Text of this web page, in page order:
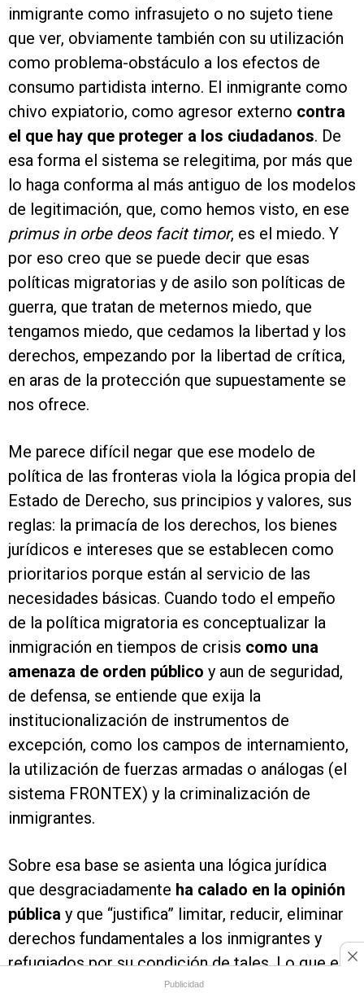
inmigrante como infrasujeto o no sujeto tiene
que ver, obviamente también con su utilización
como problema-obstáculo a los efectos de
consumo partidista interno. El inmigrante como
chivo expiatorio, como agresor externo contra
el que hay que proteger a los ciudadanos. De
esa forma el sistema se relegitima, por más que
lo haga conforma al más antiguo de los modelos
de legitimación, que, como hemos visto, en ese
primus in orbe deos facit timor, es el miedo. Y
por eso creo que se puede decir que esas
políticas migratorias y de asilo son políticas de
guerra, que tratan de meternos miedo, que
tengamos miedo, que cedamos la libertad y los
derechos, empezando por la libertad de crítica,
en aras de la protección que supuestamente se
nos ofrece.
Me parece difícil negar que ese modelo de
política de las fronteras viola la lógica propia del
Estado de Derecho, sus principios y valores, sus
reglas: la primacía de los derechos, los bienes
jurídicos e intereses que se establecen como
prioritarios porque están al servicio de las
necesidades básicas. Cuando todo el empeño
de la política migratoria es conceptualizar la
inmigración en tiempos de crisis como una
amenaza de orden público y aun de seguridad,
de defensa, se entiende que exija la
institucionalización de instrumentos de
excepción, como los campos de internamiento,
la utilización de fuerzas armadas o análogas (el
sistema FRONTEX) y la criminalización de
inmigrantes.
Sobre esa base se asienta una lógica jurídica
que desgraciadamente ha calado en la opinión
pública y que “justifica” limitar, reducir, eliminar
derechos fundamentales a los inmigrantes y
refugiados por su condición de tales. Lo que es
peor, en ese proceso de estigmatización se
Publicidad